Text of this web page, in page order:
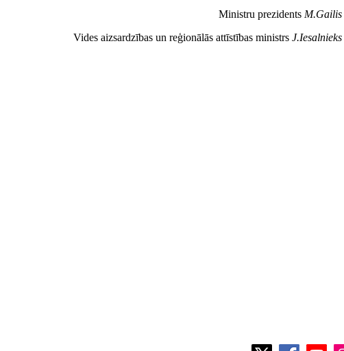
Ministru prezidents M.Gailis
Vides aizsardzības un reģionālās attīstības ministrs J.Iesalnieks